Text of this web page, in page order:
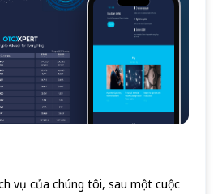
vụ của chúng tôi, sau một cuộc